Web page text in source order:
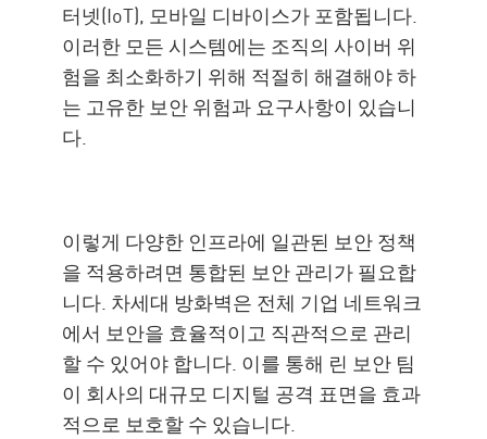
터넷(IoT), 모바일 디바이스가 포함됩니다.
이러한 모든 시스템에는 조직의 사이버 위
험을 최소화하기 위해 적절히 해결해야 하
는 고유한 보안 위험과 요구사항이 있습니
다.
이렇게 다양한 인프라에 일관된 보안 정책
을 적용하려면 통합된 보안 관리가 필요합
니다. 차세대 방화벽은 전체 기업 네트워크
에서 보안을 효율적이고 직관적으로 관리
할 수 있어야 합니다. 이를 통해 린 보안 팀
이 회사의 대규모 디지털 공격 표면을 효과
적으로 보호할 수 있습니다.